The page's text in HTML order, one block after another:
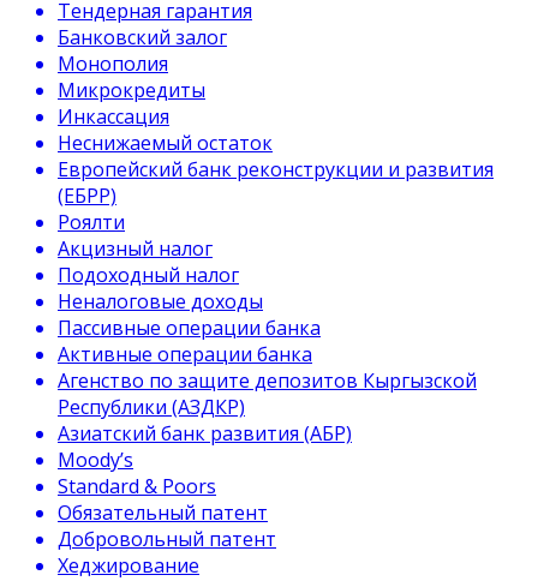
Тендерная гарантия
Банковский залог
Монополия
Микрокредиты
Инкассация
Неснижаемый остаток
Европейский банк реконструкции и развития
(ЕБРР)
Роялти
Акцизный налог
Подоходный налог
Неналоговые доходы
Пассивные операции банка
Активные операции банка
Агенство по защите депозитов Кыргызской
Республики (АЗДКР)
Азиатский банк развития (АБР)
Moody’s
Standard & Poors
Обязательный патент
Добровольный патент
Хеджирование